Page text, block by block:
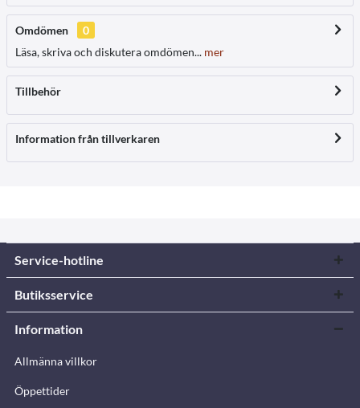
Omdömen
0
Läsa, skriva och diskutera omdömen... mer
Tillbehör
Information från tillverkaren
Service-hotline
Butiksservice
Information
Allmänna villkor
Öppettider